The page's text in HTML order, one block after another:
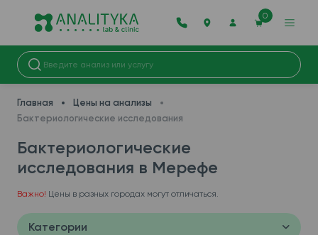
0
Главная
Цены на анализы
Бактериологические исследования
Бактериологические
исследования в Мерефe
Важно! Цены в разных городах могут отличаться.
Категории